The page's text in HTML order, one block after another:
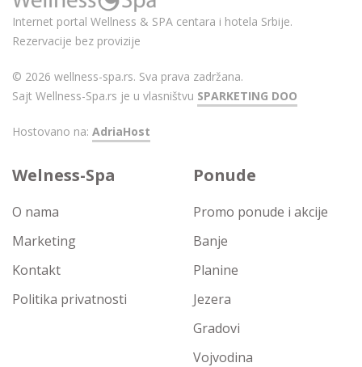
Internet portal Wellness & SPA centara i hotela Srbije.
Rezervacije bez provizije
© 2026 wellness-spa.rs. Sva prava zadržana.
Sajt Wellness-Spa.rs je u vlasništvu SPARKETING DOO
Hostovano na: AdriaHost
Welness-Spa
O nama
Marketing
Kontakt
Politika privatnosti
Ponude
Promo ponude i akcije
Banje
Planine
Jezera
Gradovi
Vojvodina